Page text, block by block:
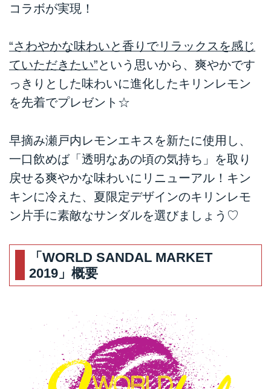
コラボが実現！
“さわやかな味わいと香りでリラックスを感じ
ていただきたい”という思いから、爽やかです
っきりとした味わいに進化したキリンレモン
を先着でプレゼント☆
早摘み瀬戸内レモンエキスを新たに使用し、
一口飲めば「透明なあの頃の気持ち」を取り
戻せる爽やかな味わいにリニューアル！キン
キンに冷えた、夏限定デザインのキリンレモ
ン片手に素敵なサンダルを選びましょう♡
「WORLD SANDAL MARKET
2019」概要